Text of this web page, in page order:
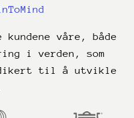
våre, både
i verden, som
til å utvikle